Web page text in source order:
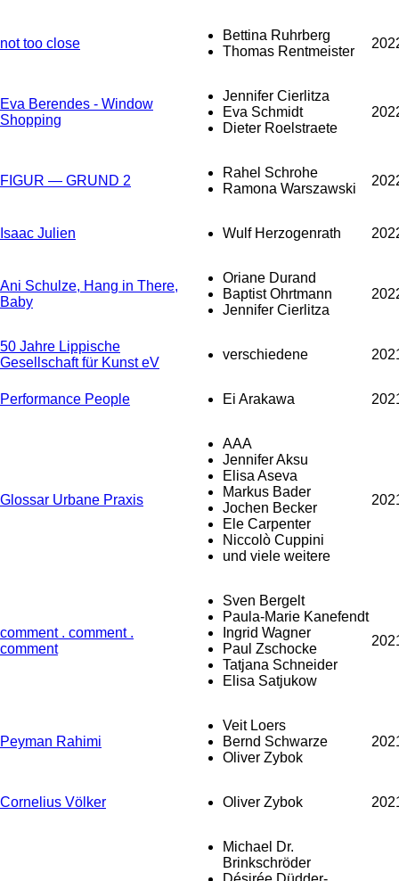
not too close
Bettina Ruhrberg
Thomas Rentmeister
Eva Berendes - Window
Shopping
Jennifer Cierlitza
Eva Schmidt
Dieter Roelstraete
FIGUR — GRUND 2
Rahel Schrohe
Ramona Warszawski
Isaac Julien Wulf Herzogenrath
Ani Schulze, Hang in There,
Baby
Oriane Durand
Baptist Ohrtmann
Jennifer Cierlitza
50 Jahre Lippische
Gesellschaft für Kunst eV
verschiedene
Performance People Ei Arakawa
Glossar Urbane Praxis
AAA
Jennifer Aksu
Elisa Aseva
Markus Bader
Jochen Becker
Ele Carpenter
Niccolò Cuppini
und viele weitere
comment . comment .
comment
Sven Bergelt
Paula-Marie Kanefendt
Ingrid Wagner
Paul Zschocke
Tatjana Schneider
Elisa Satjukow
Peyman Rahimi
Veit Loers
Bernd Schwarze
Oliver Zybok
Cornelius Völker Oliver Zybok
Michael Dr.
Brinkschröder